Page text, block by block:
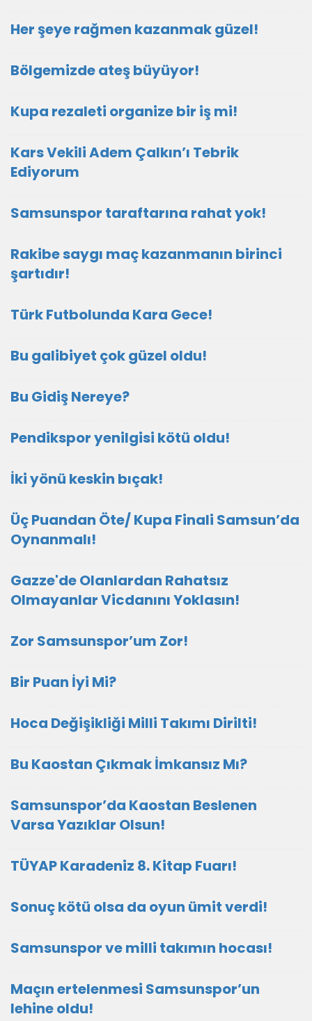
Her şeye rağmen kazanmak güzel!
Bölgemizde ateş büyüyor!
Kupa rezaleti organize bir iş mi!
Kars Vekili Adem Çalkın’ı Tebrik
Ediyorum
Samsunspor taraftarına rahat yok!
Rakibe saygı maç kazanmanın birinci
şartıdır!
Türk Futbolunda Kara Gece!
Bu galibiyet çok güzel oldu!
Bu Gidiş Nereye?
Pendikspor yenilgisi kötü oldu!
İki yönü keskin bıçak!
Üç Puandan Öte/ Kupa Finali Samsun’da
Oynanmalı!
Gazze'de Olanlardan Rahatsız
Olmayanlar Vicdanını Yoklasın!
Zor Samsunspor’um Zor!
Bir Puan İyi Mi?
Hoca Değişikliği Milli Takımı Dirilti!
Bu Kaostan Çıkmak İmkansız Mı?
Samsunspor’da Kaostan Beslenen
Varsa Yazıklar Olsun!
TÜYAP Karadeniz 8. Kitap Fuarı!
Sonuç kötü olsa da oyun ümit verdi!
Samsunspor ve milli takımın hocası!
Maçın ertelenmesi Samsunspor’un
lehine oldu!